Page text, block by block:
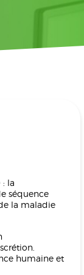
: la
séquence
la maladie
humaine et